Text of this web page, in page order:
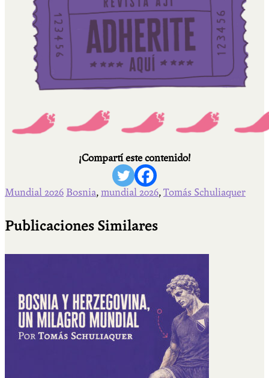
¡Compartí este contenido!
Mundial 2026 Bosnia, mundial 2026, Tomás Schuliaquer
Publicaciones Similares